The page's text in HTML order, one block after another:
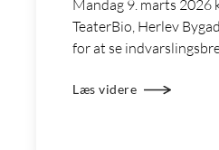
Mandag 9. marts 2026
TeaterBio, Herlev
for at se
Læs videre